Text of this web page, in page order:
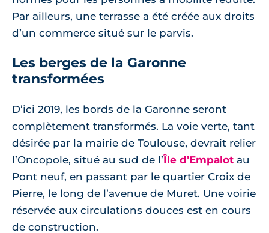
Par ailleurs, une terrasse a été créée aux droits
d’un commerce situé sur le parvis.
Les berges de la Garonne
transformées
D’ici 2019, les bords de la Garonne seront
complètement transformés. La voie verte, tant
désirée par la mairie de Toulouse, devrait relier
l’Oncopole, situé au sud de l’Île d’Empalot au
Pont neuf, en passant par le quartier Croix de
Pierre, le long de l’avenue de Muret. Une voirie
réservée aux circulations douces est en cours
de construction.